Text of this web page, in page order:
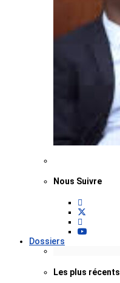
Nous Suivre
Dossiers
Les plus récents